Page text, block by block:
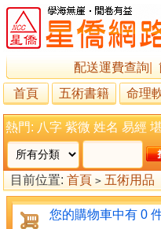
配送運費查詢
首頁
五術書籍 命理
熱門: 八字 紫微 姓名 易經
目前位置: 首頁 > 五術用品
您的購物車中有 0